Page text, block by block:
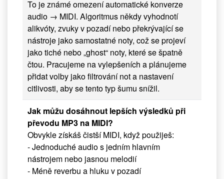
To je známé omezení automatické konverze
audio → MIDI. Algoritmus někdy vyhodnotí
alikvóty, zvuky v pozadí nebo překrývající se
nástroje jako samostatné noty, což se projeví
jako tiché nebo „ghost“ noty, které se špatně
čtou. Pracujeme na vylepšeních a plánujeme
přidat volby jako filtrování not a nastavení
citlivosti, aby se tento typ šumu snížil.
Jak můžu dosáhnout lepších výsledků při
převodu MP3 na MIDI?
Obvykle získáš čistší MIDI, když použiješ:
- Jednoduché audio s jedním hlavním
nástrojem nebo jasnou melodií
- Méně reverbu a hluku v pozadí